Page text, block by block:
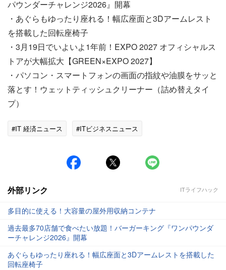
パウンダーチャレンジ2026』開幕
・あぐらもゆったり座れる！幅広座面と3Dアームレスト
を搭載した回転座椅子
・3月19日でいよいよ1年前！EXPO 2027 オフィシャルス
トアが大幅拡大【GREEN×EXPO 2027】
・パソコン・スマートフォンの画面の指紋や油膜をサッと
落とす！ウェットティッシュクリーナー（詰め替えタイ
プ）
#IT 経済ニュース #ITビジネスニュース
外部リンク ITライフハック
多目的に使える！大容量の屋外用収納コンテナ
過去最多70店舗で食べたい放題！バーガーキング『ワンパウンダ
ーチャレンジ2026』開幕
あぐらもゆったり座れる！幅広座面と3Dアームレストを搭載した
回転座椅子